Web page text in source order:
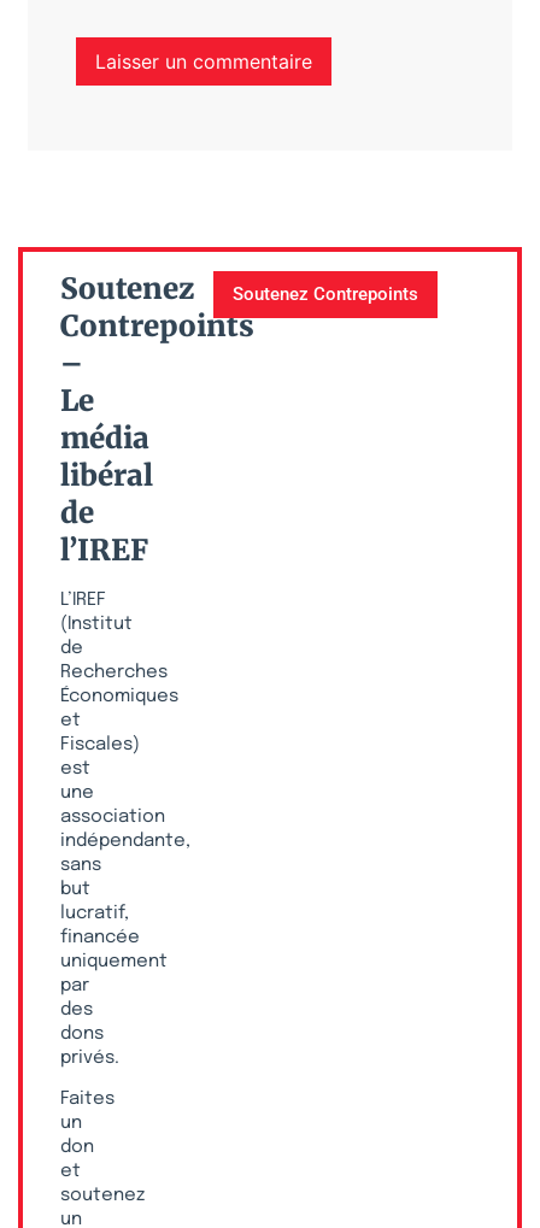
Soutenez
Contrepoints
–
Le
média
libéral
de
l’IREF
L’IREF
(Institut
de
Recherches
Économiques
et
Fiscales)
est
une
association
indépendante,
sans
but
lucratif,
financée
uniquement
par
des
dons
privés.
Faites
un
don
et
soutenez
un
Soutenez Contrepoints